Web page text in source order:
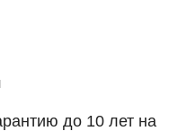
до 10 лет на